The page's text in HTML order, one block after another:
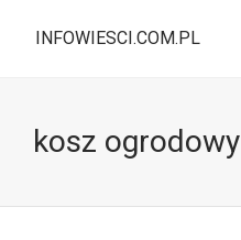
INFOWIESCI.COM.PL
kosz ogrodowy